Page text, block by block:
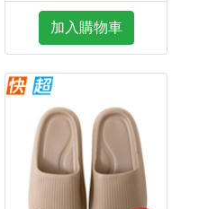
加入購物車